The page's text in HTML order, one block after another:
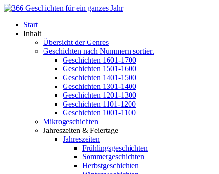
Start
Inhalt
Übersicht der Genres
Geschichten nach Nummern sortiert
Geschichten 1601-1700
Geschichten 1501-1600
Geschichten 1401-1500
Geschichten 1301-1400
Geschichten 1201-1300
Geschichten 1101-1200
Geschichten 1001-1100
Mikrogeschichten
Jahreszeiten & Feiertage
Jahreszeiten
Frühlingsgeschichten
Sommergeschichten
Herbstgeschichten